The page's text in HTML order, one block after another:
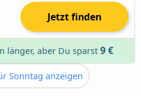
Jetzt finden
länger, aber Du sparst 9 €
Sonntag anzeigen